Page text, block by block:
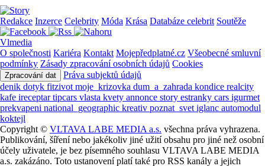
Redakce Inzerce Celebrity Móda Krása Databáze celebrit Soutěže
Vlmedia
O společnosti Kariéra Kontakt Mojepředplatné.cz Všeobecné smluvní
podmínky Zásady zpracování osobních údajů Cookies
Zpracování dat
Práva subjektů údajů
denik dotyk fitzivot moje_krizovka dum_a_zahrada kondice realcity
kafe ireceptartipcars vlasta kvety annonce story estranky cars igurmet
prekvapeni national_geographic kreativ poznat_svet iglanc automodul
koktejl
Copyright © VLTAVA LABE MEDIA a.s. všechna práva vyhrazena.
Publikování, šíření nebo jakékoliv jiné užití obsahu pro jiné než osobní
účely uživatele, je bez písemného souhlasu VLTAVA LABE MEDIA
a.s. zakázáno. Toto ustanovení platí také pro RSS kanály a jejich